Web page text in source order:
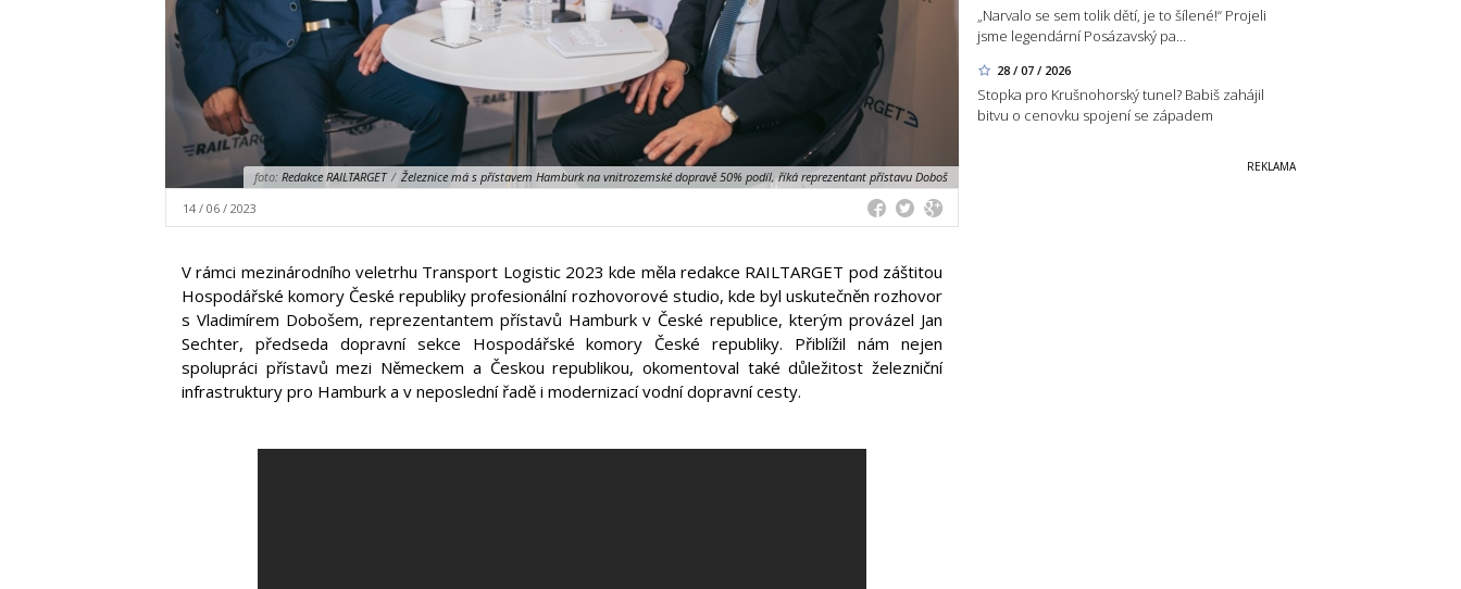
„Narvalo se sem tolik dětí, je to šílené!“ Projeli
jsme legendární Posázavský pa…
28 / 07 / 2026
Stopka pro Krušnohorský tunel? Babiš zahájil
bitvu o cenovku spojení se západem
foto: Redakce RAILTARGET / Železnice má s přístavem Hamburk na vnitrozemské dopravě 50% podíl, říká reprezentant přístavu Doboš
14 / 06 / 2023
V rámci mezinárodního veletrhu Transport Logistic 2023 kde měla redakce RAILTARGET pod záštitou
Hospodářské komory České republiky profesionální rozhovorové studio, kde byl uskutečněn rozhovor
s Vladimírem Dobošem, reprezentantem přístavů Hamburk v České republice, kterým provázel Jan
Sechter, předseda dopravní sekce Hospodářské komory České republiky. Přiblížil nám nejen
spolupráci přístavů mezi Německem a Českou republikou, okomentoval také důležitost železniční
infrastruktury pro Hamburk a v neposlední řadě i modernizací vodní dopravní cesty.